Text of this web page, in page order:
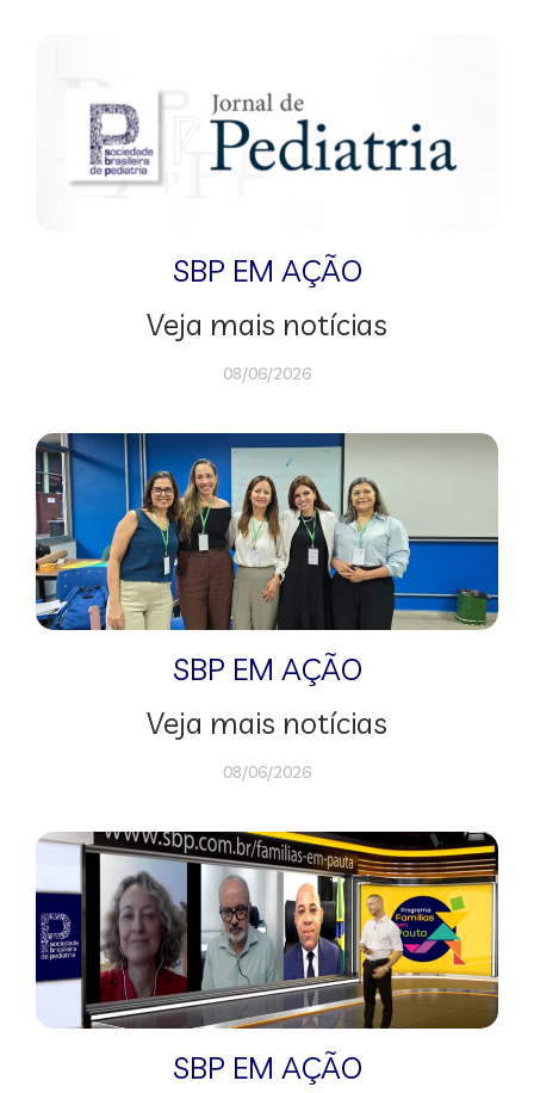
SBP EM AÇÃO
Veja mais notícias
08/06/2026
SBP EM AÇÃO
Veja mais notícias
08/06/2026
SBP EM AÇÃO